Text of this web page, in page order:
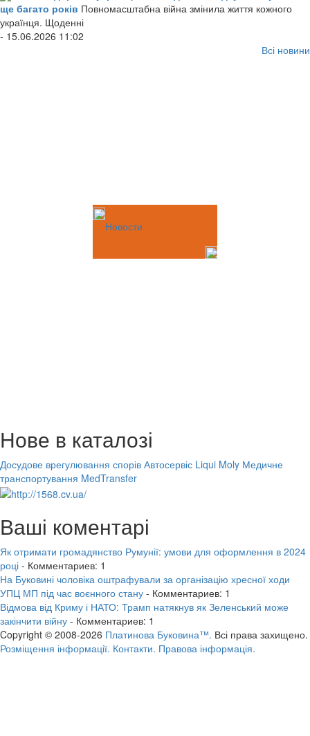
ще багато років Повномасштабна війна змінила життя кожного
українця. Щоденні
- 15.06.2026 11:02
Всі новини
Новости
Нове в каталозі
Досудове врегулювання спорів Автосервіс Liqui Moly Медичне
транспортування MedTransfer
Ваші коментарі
Як отримати громадянство Румунії: умови для оформлення в 2024
році - Комментариев: 1
На Буковині чоловіка оштрафували за організацію хресної ходи
УПЦ МП під час воєнного стану - Комментариев: 1
Відмова від Криму і НАТО: Трамп натякнув як Зеленський може
закінчити війну - Комментариев: 1
Copyright © 2008-2026 Платинова Буковина™. Всі права захищено.
Розміщення інформації. Контакти. Правова інформація.